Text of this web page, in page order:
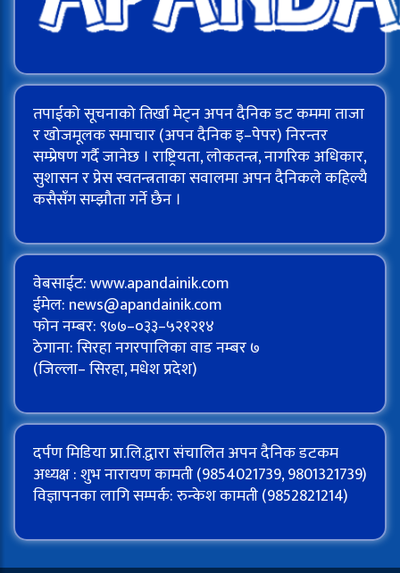
तपाईको सूचनाको तिर्खा मेट्न अपन दैनिक डट कममा ताजा
र खोजमूलक समाचार (अपन दैनिक इ–पेपर) निरन्तर
सम्प्रेषण गर्दै जानेछ । राष्ट्रियता, लोकतन्त्र, नागरिक अधिकार,
सुशासन र प्रेस स्वतन्त्रताका सवालमा अपन दैनिकले कहिल्यै
कसैसँग सम्झौता गर्ने छैन ।
वेबसाईट: www.apandainik.com
ईमेल: news@apandainik.com
फोन नम्बर: ९७७–०३३–५२१२१४
ठेगाना: सिरहा नगरपालिका वाड नम्बर ७
(जिल्ला– सिरहा, मधेश प्रदेश)
दर्पण मिडिया प्रा.लि.द्वारा संचालित अपन दैनिक डटकम
अध्यक्ष : शुभ नारायण कामती (9854021739, 9801321739)
विज्ञापनका लागि सम्पर्क: रुन्केश कामती (9852821214)